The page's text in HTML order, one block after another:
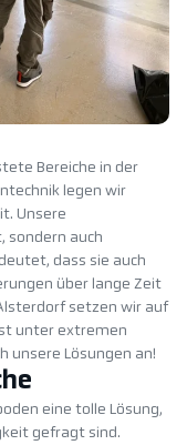
Bereiche in der
legen wir
Unsere
sondern auch
dass sie auch
über lange Zeit
setzen wir auf
unter extremen
unsere Lösungen an!
eine tolle Lösung,
gefragt sind.